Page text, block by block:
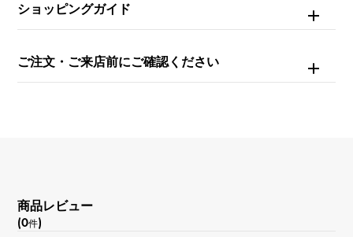
ムーブメント
文字盤色
ショッピングガイド
ご注文・ご来店前にご確認ください
商品レビュー
(0件)